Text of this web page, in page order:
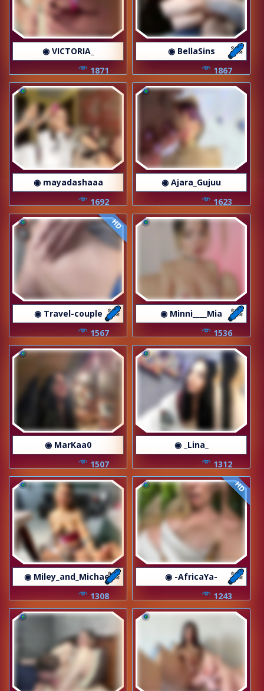
◉ VICTORIA_
1871
◉ BellaSins
1867
◉ mayadashaaa
1692
◉ Ajara_Gujuu
1623
HD
◉ Travel-couple
1567
◉ Minni____Mia
1536
◉ MarKaa0
1507
◉ _Lina_
1312
◉ Miley_and_Michael
1308
HD
◉ -AfricaYa-
1243